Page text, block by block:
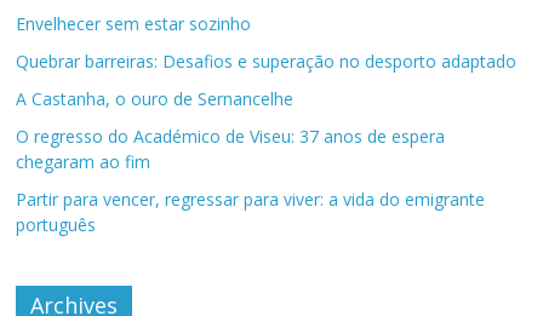
Envelhecer sem estar sozinho
Quebrar barreiras: Desafios e superação no desporto adaptado
A Castanha, o ouro de Sernancelhe
O regresso do Académico de Viseu: 37 anos de espera
chegaram ao fim
Partir para vencer, regressar para viver: a vida do emigrante
português
Archives